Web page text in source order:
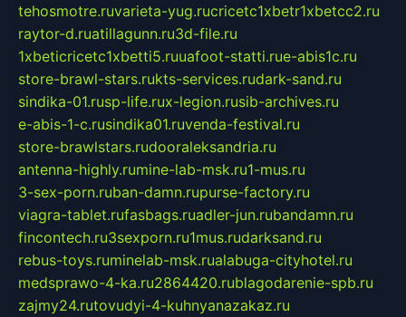
tehosmotre.ruvarieta-yug.rucricetc1xbetr1xbetcc2.ru
raytor-d.ruatillagunn.ru3d-file.ru
1xbeticricetc1xbetti5.ruuafoot-statti.rue-abis1c.ru
store-brawl-stars.rukts-services.rudark-sand.ru
sindika-01.rusp-life.rux-legion.rusib-archives.ru
e-abis-1-c.rusindika01.ruvenda-festival.ru
store-brawlstars.rudooraleksandria.ru
antenna-highly.rumine-lab-msk.ru1-mus.ru
3-sex-porn.ruban-damn.rupurse-factory.ru
viagra-tablet.rufasbags.ruadler-jun.rubandamn.ru
fincontech.ru3sexporn.ru1mus.rudarksand.ru
rebus-toys.ruminelab-msk.rualabuga-cityhotel.ru
medsprawo-4-ka.ru2864420.rublagodarenie-spb.ru
zajmy24.rutovudyi-4-kuhnyanazakaz.ru